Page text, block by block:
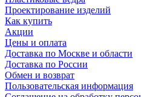
Проектирование изделий
Как купить
Акции
Цены и оплата
Доставка по Москве и области
Доставка по России
Обмен и возврат
Пользовательская информация